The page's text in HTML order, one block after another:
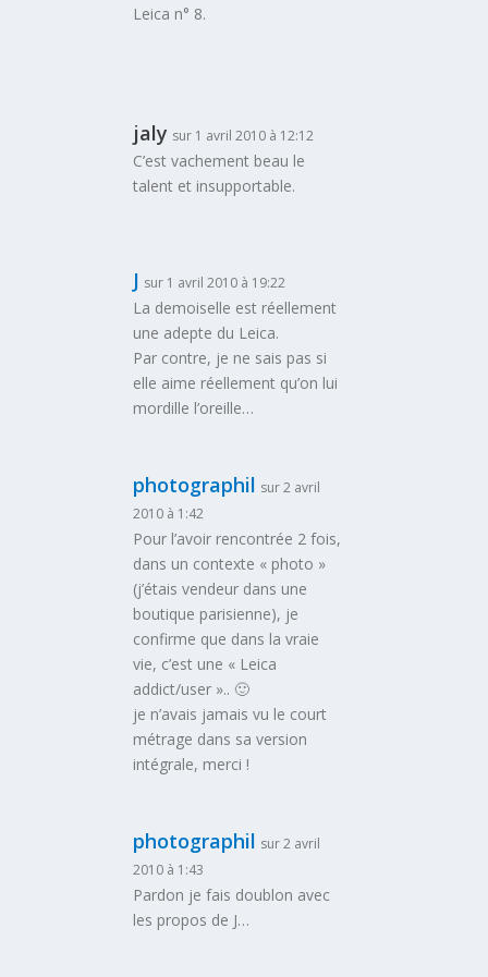
Leica n° 8.
jaly sur 1 avril 2010 à 12:12
C’est vachement beau le
talent et insupportable.
J sur 1 avril 2010 à 19:22
La demoiselle est réellement
une adepte du Leica.
Par contre, je ne sais pas si
elle aime réellement qu’on lui
mordille l’oreille…
photographil sur 2 avril
2010 à 1:42
Pour l’avoir rencontrée 2 fois,
dans un contexte « photo »
(j’étais vendeur dans une
boutique parisienne), je
confirme que dans la vraie
vie, c’est une « Leica
addict/user ».. 🙂
je n’avais jamais vu le court
métrage dans sa version
intégrale, merci !
photographil sur 2 avril
2010 à 1:43
Pardon je fais doublon avec
les propos de J…